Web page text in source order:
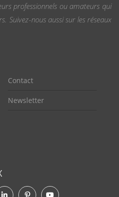
professionnels ou amateurs qui
Suivez-nous aussi sur les réseaux
Contact
Newsletter